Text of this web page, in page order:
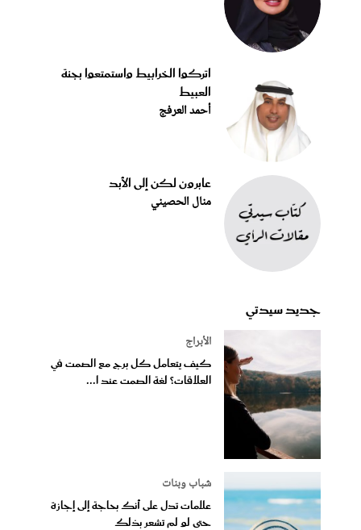
اتركوا الخرابيط واستمتعوا بجنة
العبيط
أحمد العرفج
عابرون لكن إلى الأبد
منال الحصيني
جديد سيدتي
الأبراج
كيف يتعامل كل برج مع الصمت في
العلاقات؟ لغة الصمت عند ا...
شباب وبنات
علامات تدل على أنك بحاجة إلى إجازة
حتى لو لم تشعر بذلك